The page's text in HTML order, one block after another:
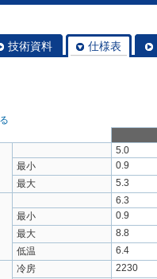
技術資料 仕様表
5.0
最小
0.9
最大
5.3
6.3
最小
0.9
最大
8.8
低温
6.4
冷房
2230